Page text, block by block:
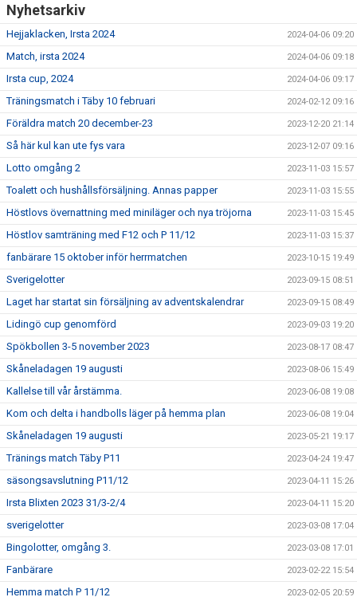
Nyhetsarkiv
Hejjaklacken, Irsta 2024 2024-04-06 09:20
Match, irsta 2024 2024-04-06 09:18
Irsta cup, 2024 2024-04-06 09:17
Träningsmatch i Täby 10 februari 2024-02-12 09:16
Föräldra match 20 december-23 2023-12-20 21:14
Så här kul kan ute fys vara 2023-12-07 09:16
Lotto omgång 2 2023-11-03 15:57
Toalett och hushållsförsäljning. Annas papper 2023-11-03 15:55
Höstlovs övernattning med miniläger och nya tröjorna 2023-11-03 15:45
Höstlov samträning med F12 och P 11/12 2023-11-03 15:37
fanbärare 15 oktober inför herrmatchen 2023-10-15 19:49
Sverigelotter 2023-09-15 08:51
Laget har startat sin försäljning av adventskalendrar 2023-09-15 08:49
Lidingö cup genomförd 2023-09-03 19:20
Spökbollen 3-5 november 2023 2023-08-17 08:47
Skåneladagen 19 augusti 2023-08-06 15:49
Kallelse till vår årstämma. 2023-06-08 19:08
Kom och delta i handbolls läger på hemma plan 2023-06-08 19:04
Skåneladagen 19 augusti 2023-05-21 19:17
Tränings match Täby P11 2023-04-24 19:47
säsongsavslutning P11/12 2023-04-11 15:26
Irsta Blixten 2023 31/3-2/4 2023-04-11 15:20
sverigelotter 2023-03-08 17:04
Bingolotter, omgång 3. 2023-03-08 17:01
Fanbärare 2023-02-22 15:54
Hemma match P 11/12 2023-02-05 20:59